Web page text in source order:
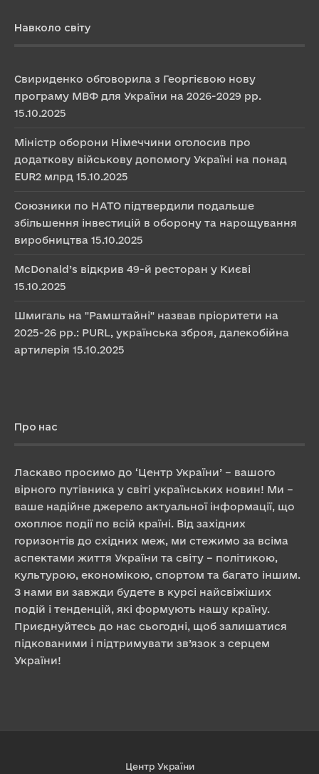
Навколо світу
Свириденко обговорила з Георгієвою нову
програму МВФ для України на 2026-2029 рр.
15.10.2025
Міністр оборони Німеччини оголосив про
додаткову військову допомогу Україні на понад
EUR2 млрд 15.10.2025
Союзники по НАТО підтвердили подальше
збільшення інвестицій в оборону та нарощування
виробництва 15.10.2025
McDonald’s відкрив 49-й ресторан у Києві
15.10.2025
Шмигаль на "Рамштайні" назвав пріоритети на
2025-26 рр.: PURL, українська зброя, далекобійна
артилерія 15.10.2025
Про нас
Ласкаво просимо до ‘Центр України’ – вашого
вірного путівника у світі українських новин! Ми –
ваше надійне джерело актуальної інформації, що
охоплює події по всій країні. Від західних
горизонтів до східних меж, ми стежимо за всіма
аспектами життя України та світу – політикою,
культурою, економікою, спортом та багато іншим.
З нами ви завжди будете в курсі найсвіжіших
подій і тенденцій, які формують нашу країну.
Приєднуйтесь до нас сьогодні, щоб залишатися
підкованими і підтримувати зв’язок з серцем
України!
Центр України